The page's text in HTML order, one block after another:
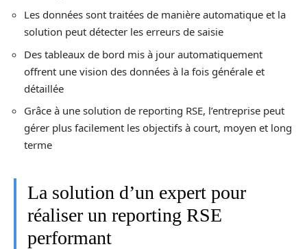
Les données sont traitées de manière automatique et la
solution peut détecter les erreurs de saisie
Des tableaux de bord mis à jour automatiquement
offrent une vision des données à la fois générale et
détaillée
Grâce à une solution de reporting RSE, l’entreprise peut
gérer plus facilement les objectifs à court, moyen et long
terme
La solution d’un expert pour
réaliser un reporting RSE
performant